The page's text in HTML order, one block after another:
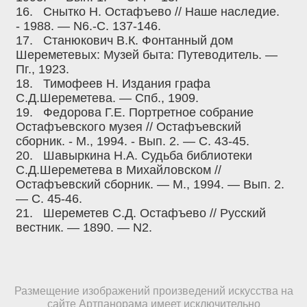
16.
Снытко Н. Остафъево // Наше наследие.
- 1988. — N6.-C. 137-146.
17.
Станюкович В.К. Фонтанный дом
Шереметевых: Музей быта: Путеводитель. —
Пг., 1923.
18.
Тимофеев Н. Издания графа
С.Д.Шереметева. — Спб., 1909.
19.
Федорова Г.Е. Портретное собрание
Остафъевского музея // Остафъевский
сборник. - М., 1994. - Вып. 2. — С. 43-45.
20.
Шавыркина Н.А. Судьба библиотеки
С.Д.Шереметева в Михайловском //
Остафъевский сборник. — М., 1994. — Вып. 2.
— С. 45-46.
21.
Шереметев С.Д. Остафъево // Русский
вестник. — 1890. — N2.
Размещение изображений произведений искусства на
сайте Артпанорама имеет исключительно